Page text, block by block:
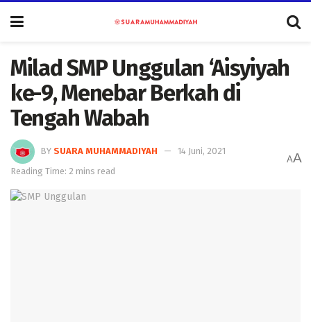
Milad SMP Unggulan ‘Aisyiyah
ke-9, Menebar Berkah di
Tengah Wabah
BY SUARA MUHAMMADIYAH
14 Juni, 2021
Reading Time: 2 mins read
AA